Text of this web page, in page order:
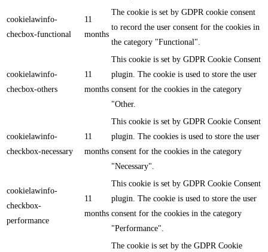
cookielawinfo-
checbox-functional
11
months
The cookie is set by GDPR cookie consent
to record the user consent for the cookies in
the category "Functional".
cookielawinfo-
checbox-others
11
months
This cookie is set by GDPR Cookie Consent
plugin. The cookie is used to store the user
consent for the cookies in the category
"Other.
cookielawinfo-
checkbox-necessary
11
months
This cookie is set by GDPR Cookie Consent
plugin. The cookies is used to store the user
consent for the cookies in the category
"Necessary".
cookielawinfo-
checkbox-
performance
11
months
This cookie is set by GDPR Cookie Consent
plugin. The cookie is used to store the user
consent for the cookies in the category
"Performance".
The cookie is set by the GDPR Cookie